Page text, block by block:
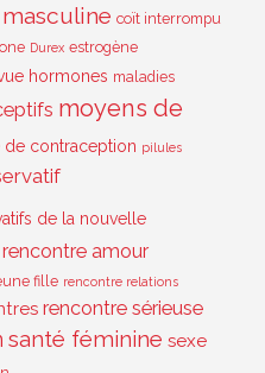
coït interrompu
Durex estrogène
hormones maladies
moyens de
de contraception pilules
de la nouvelle
rencontre amour
fille rencontre relations
rencontre sérieuse
santé féminine sexe